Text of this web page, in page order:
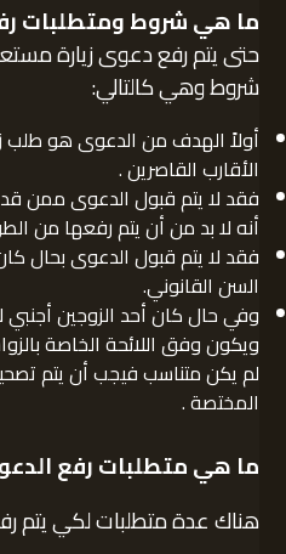
ما هي شروط ومتطلبات
حتى يتم رفع دعوى زيارة
شروط وهي كالتالي:
أولاً الهدف من الدعوى هو طلب
الأقارب القاصرين .
فقد لا يتم قبول الدعوى ممن
أنه لا بد من أن يتم رفعها من
فقد لا يتم قبول الدعوى بحال
السن القانوني.
وفي حال كان أحد الزوجين أجنبي
ويكون وفق اللائحة الخاصة
لم يكن متناسب فيجب أن يتم
المختصة .
ما هي متطلبات رفع
هناك عدة متطلبات لكي يتم